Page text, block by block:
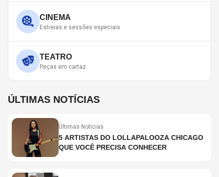
CINEMA
Estreias e sessões especiais
TEATRO
Peças em cartaz
ÚLTIMAS NOTÍCIAS
Últimas Notícias
5 ARTISTAS DO LOLLAPALOOZA CHICAGO
QUE VOCÊ PRECISA CONHECER